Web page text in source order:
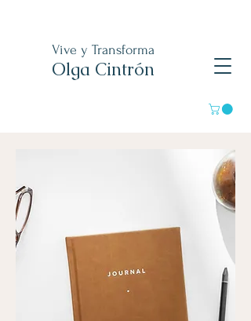
Vive y Transforma
Olga Cintrón